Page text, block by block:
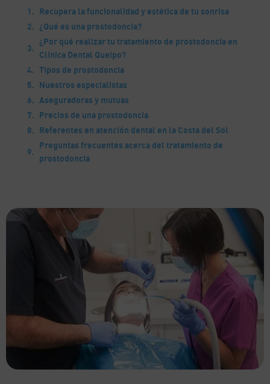
Recupera la funcionalidad y estética de tu sonrisa
¿Qué es una prostodoncia?
¿Por qué realizar tu tratamiento de prostodoncia en
Clínica Dental Queipo?
Tipos de prostodoncia
Nuestros especialistas
Aseguradoras y mutuas
Precios de una prostodoncia
Referentes en atención dental en la Costa del Sol
Preguntas frecuentes acerca del tratamiento de
prostodoncia